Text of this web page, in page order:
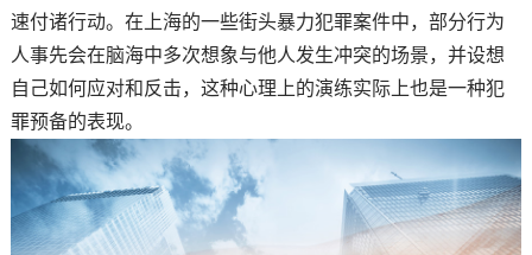
速付诸行动。在上海的一些街头暴力犯罪案件中，部分行为
人事先会在脑海中多次想象与他人发生冲突的场景，并设想
自己如何应对和反击，这种心理上的演练实际上也是一种犯
罪预备的表现。